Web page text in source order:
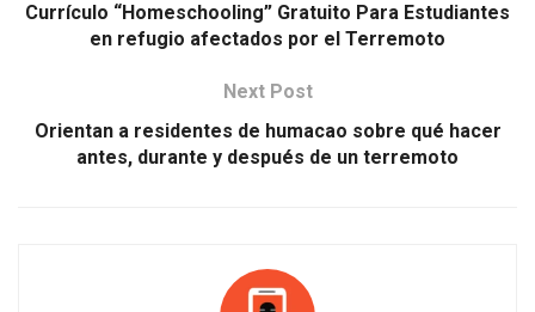
Currículo “Homeschooling” Gratuito Para Estudiantes
en refugio afectados por el Terremoto
Next Post
Orientan a residentes de humacao sobre qué hacer
antes, durante y después de un terremoto